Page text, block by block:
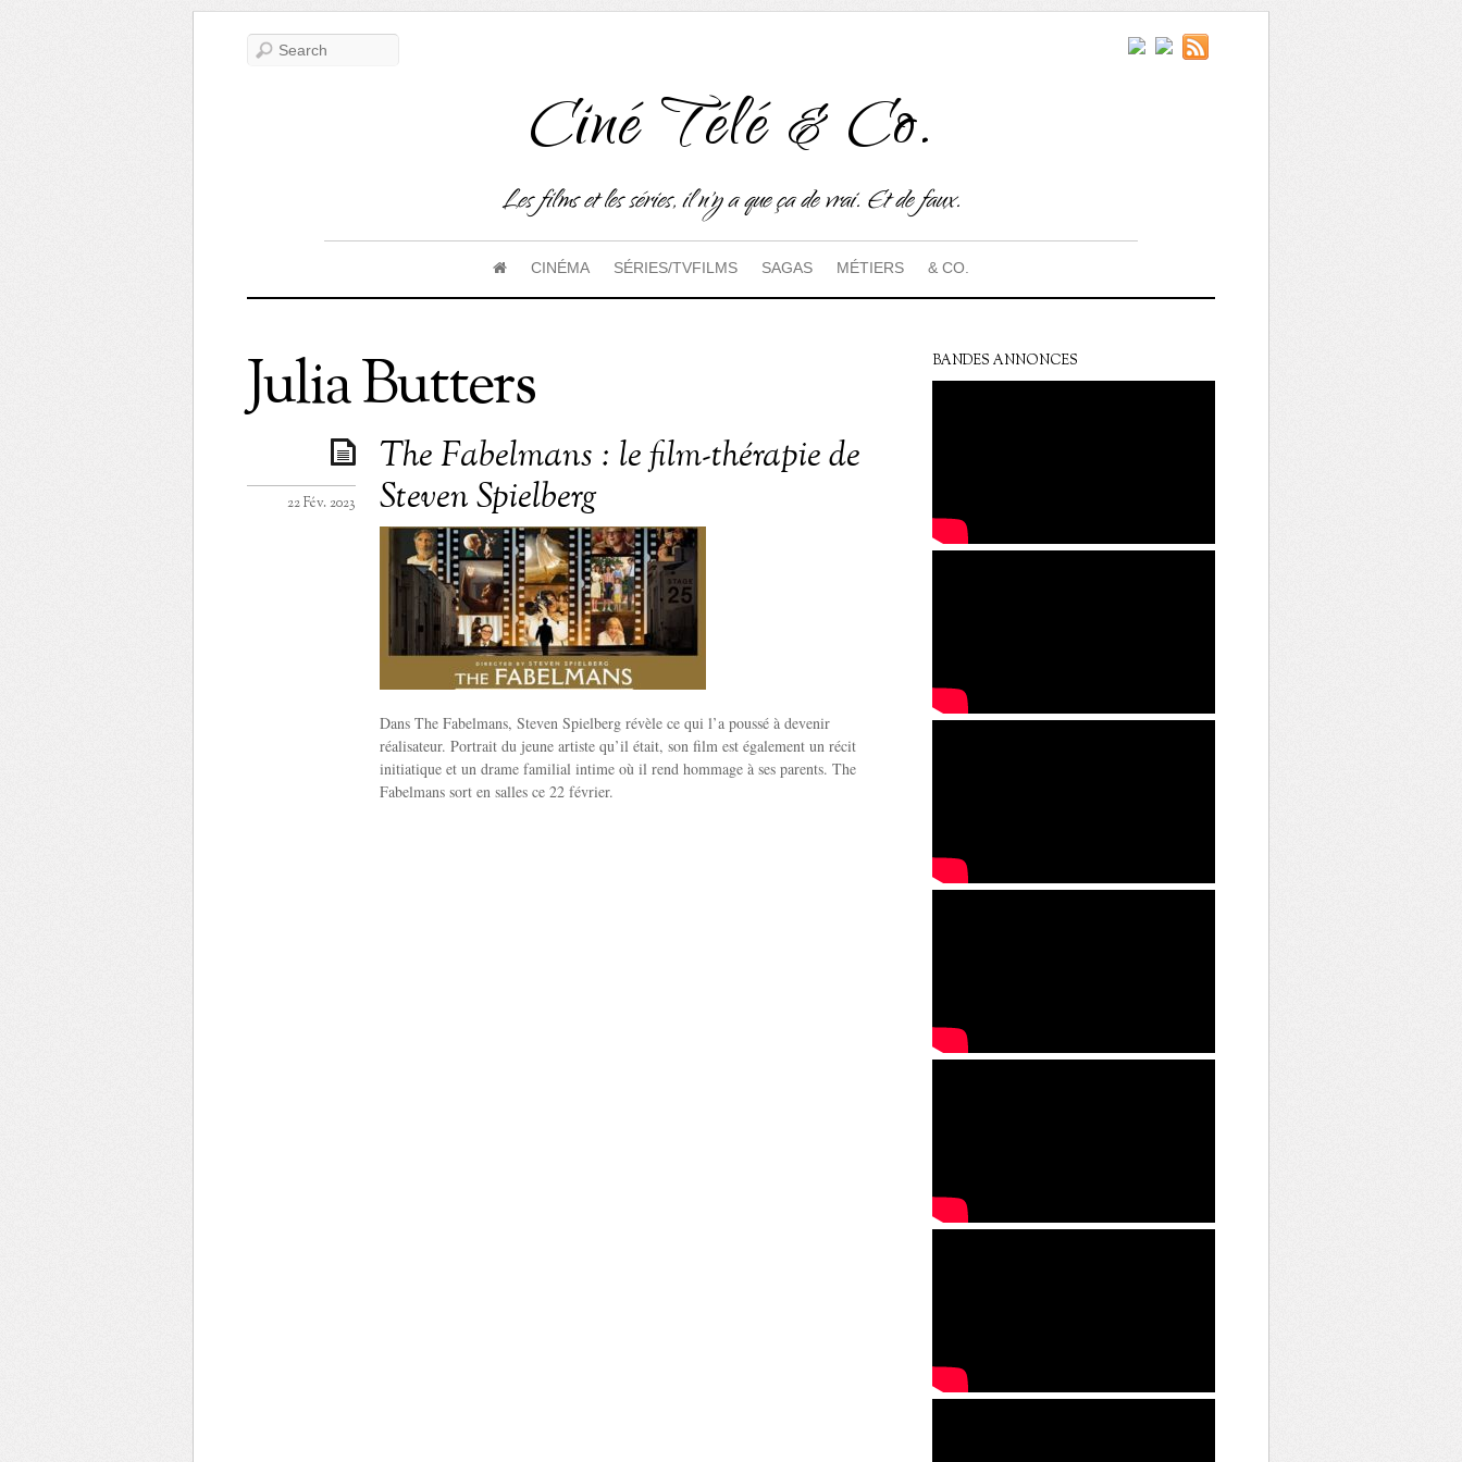
Ciné Télé & Co.
Les films et les séries, il n'y a que ça de vrai. Et de faux.
CINÉMA SÉRIES/TVFILMS SAGAS MÉTIERS & CO.
Julia Butters
The Fabelmans : le film-thérapie de
Steven Spielberg
22 Fév. 2023
Dans The Fabelmans, Steven Spielberg révèle ce qui l’a poussé à devenir
réalisateur. Portrait du jeune artiste qu’il était, son film est également un récit
initiatique et un drame familial intime où il rend hommage à ses parents. The
Fabelmans sort en salles ce 22 février.
BANDES ANNONCES